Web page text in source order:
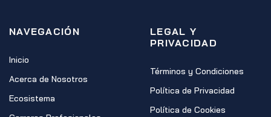
NAVEGACIÓN
Inicio
Acerca de Nosotros
Ecosistema
LEGAL Y
PRIVACIDAD
Términos y Condiciones
Política de Privacidad
Política de Cookies